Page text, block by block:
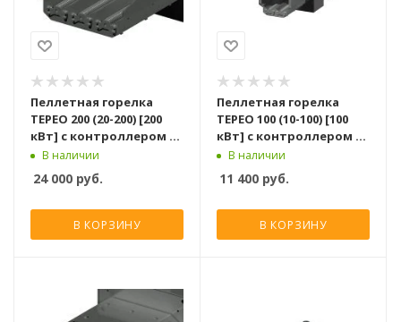
Пеллетная горелка
TEPEO 200 (20-200) [200
кВт] с контроллером и
шнеком для подачи
В наличии
24 000 руб.
В КОРЗИНУ
Пеллетная горелка
TEPEO 100 (10-100) [100
кВт] с контроллером и
шнеком для подачи
В наличии
11 400 руб.
В КОРЗИНУ